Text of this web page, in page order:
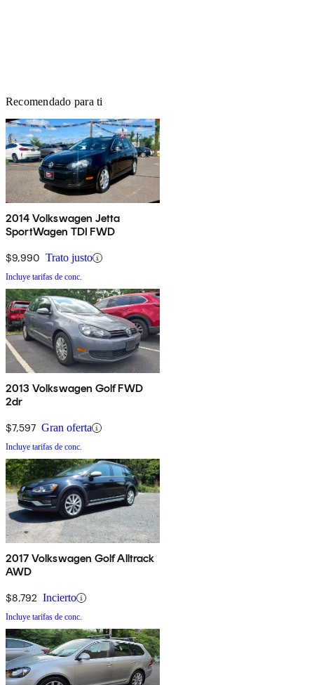
Recomendado para ti
2014 Volkswagen Jetta
SportWagen TDI FWD
$9,990 Trato justo
Incluye tarifas de conc.
2013 Volkswagen Golf FWD
2dr
$7,597 Gran oferta
Incluye tarifas de conc.
2017 Volkswagen Golf Alltrack
AWD
$8,792 Incierto
Incluye tarifas de conc.